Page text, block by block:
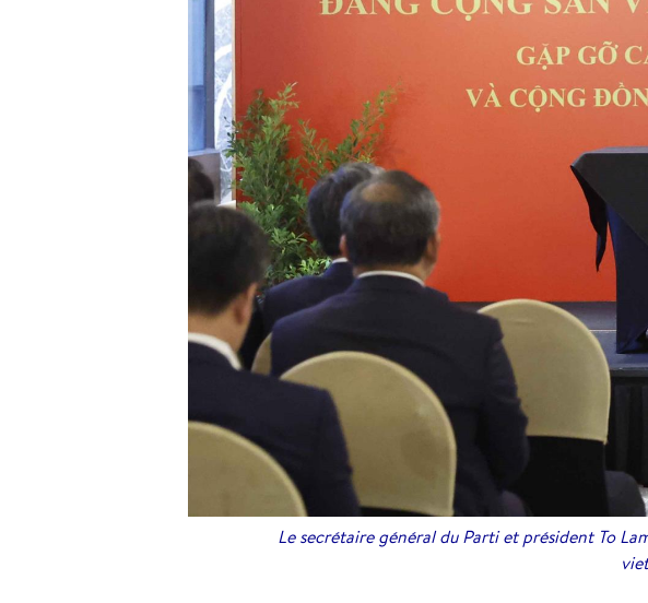
Le secrétaire général du Parti et président To